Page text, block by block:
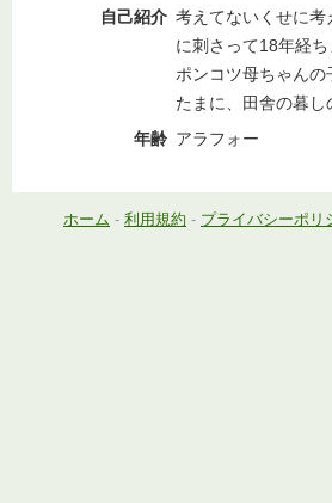
自己紹介 考えてないくせに
に刺さって18年経ち
ポンコツ母ちゃん
たまに、田舎の暮し
年齢 アラフォー
ホーム - 利用規約 - プライバシーポリ